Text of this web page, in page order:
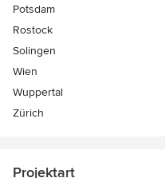
Potsdam
Rostock
Solingen
Wien
Wuppertal
Zürich
Projektart